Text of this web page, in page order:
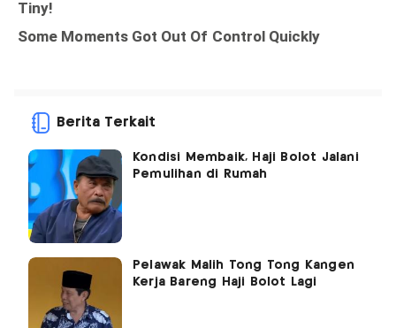
Berita Terkait
Kondisi Membaik, Haji Bolot Jalani
Pemulihan di Rumah
Pelawak Malih Tong Tong Kangen
Kerja Bareng Haji Bolot Lagi